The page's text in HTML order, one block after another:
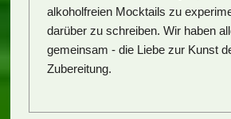
alkoholfreien Mocktails zu
darüber zu schreiben. Wir haben
gemeinsam - die Liebe zur Kunst
Zubereitung.